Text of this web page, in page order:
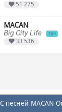
51 275
MACAN
Big City Life
18+
33 536
С песней MACAN